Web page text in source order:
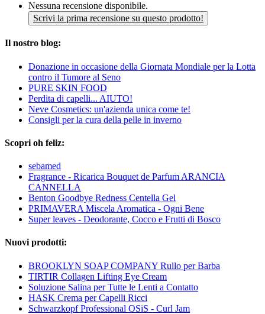
Nessuna recensione disponibile.
Scrivi la prima recensione su questo prodotto!
Il nostro blog:
Donazione in occasione della Giornata Mondiale per la Lotta
contro il Tumore al Seno
PURE SKIN FOOD
Perdita di capelli... AIUTO!
Neve Cosmetics: un'azienda unica come te!
Consigli per la cura della pelle in inverno
Scopri oh feliz:
sebamed
Fragrance - Ricarica Bouquet de Parfum ARANCIA
CANNELLA
Benton Goodbye Redness Centella Gel
PRIMAVERA Miscela Aromatica - Ogni Bene
Super leaves - Deodorante, Cocco e Frutti di Bosco
Nuovi prodotti:
BROOKLYN SOAP COMPANY Rullo per Barba
TIRTIR Collagen Lifting Eye Cream
Soluzione Salina per Tutte le Lenti a Contatto
HASK Crema per Capelli Ricci
Schwarzkopf Professional OSiS - Curl Jam